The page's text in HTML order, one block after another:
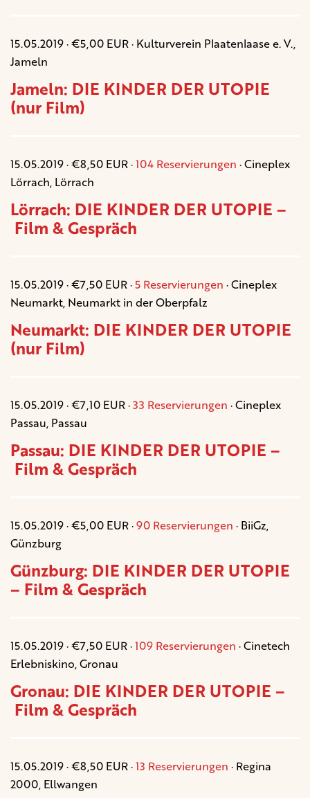
15.05.2019 · €5,00 EUR · Kulturverein Plaatenlaase e. V.,
Jameln
Jameln: DIE KINDER DER UTOPIE
(nur Film)
15.05.2019 · €8,50 EUR ·104 Reservierungen · Cineplex
Lörrach, Lörrach
Lörrach: DIE KINDER DER UTOPIE –
Film & Gespräch
15.05.2019 · €7,50 EUR ·5 Reservierungen · Cineplex
Neumarkt, Neumarkt in der Oberpfalz
Neumarkt: DIE KINDER DER UTOPIE
(nur Film)
15.05.2019 · €7,10 EUR ·33 Reservierungen · Cineplex
Passau, Passau
Passau: DIE KINDER DER UTOPIE –
Film & Gespräch
15.05.2019 · €5,00 EUR ·90 Reservierungen · BiiGz,
Günzburg
Günzburg: DIE KINDER DER UTOPIE
– Film & Gespräch
15.05.2019 · €7,50 EUR ·109 Reservierungen · Cinetech
Erlebniskino, Gronau
Gronau: DIE KINDER DER UTOPIE –
Film & Gespräch
15.05.2019 · €8,50 EUR ·13 Reservierungen · Regina
2000, Ellwangen